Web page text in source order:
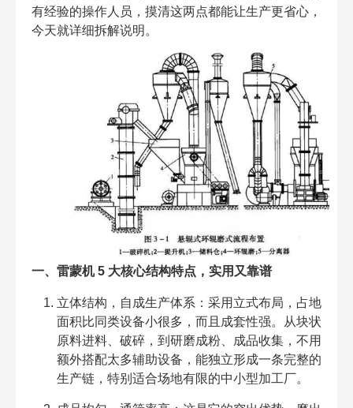
有经验的操作人员，摸清这两点都能让生产更省心，
今天就详细拆解说明。
一、雷蒙机 5 大核心结构特点，实用又靠谱
立体结构，自成生产体系：采用立式布局，占地
面积比同类设备小很多，而且成套性强。从块状
原料进料、破碎，到研磨成粉、成品收集，不用
额外搭配太多辅助设备，能独立形成一条完整的
生产链，特别适合场地有限的中小型加工厂。